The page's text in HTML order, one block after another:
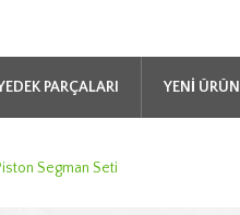
PARÇALARI YENI
Segman Seti